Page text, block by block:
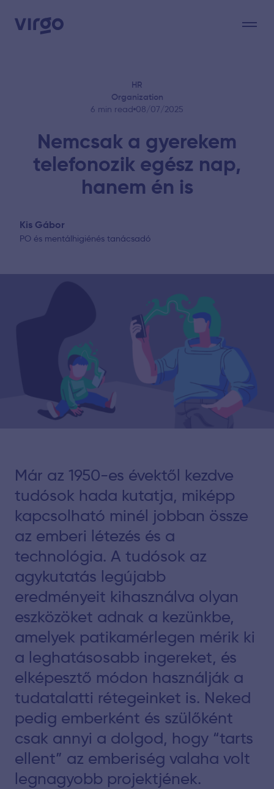
Virgo: Digital Solutions for Human Experience
HR
Organization
6 min read 08/07/2025
Nemcsak a gyerekem
telefonozik egész nap,
hanem én is
Kis Gábor
PO és mentálhigiénés tanácsadó
Már az 1950-es évektől kezdve
tudósok hada kutatja, miképp
kapcsolható minél jobban össze
az emberi létezés és a
technológia. A tudósok az
agykutatás legújabb
eredményeit kihasználva olyan
eszközöket adnak a kezünkbe,
amelyek patikamérlegen mérik ki
a leghatásosabb ingereket, és
elképesztő módon használják a
tudatalatti rétegeinket is. Neked
pedig emberként és szülőként
csak annyi a dolgod, hogy “tarts
ellent” az emberiség valaha volt
legnagyobb projektjének.